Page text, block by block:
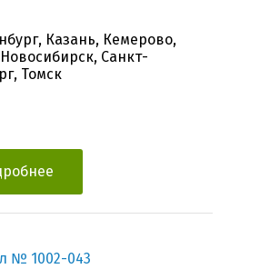
Казань, Кемерово,
Санкт-
Томск
№ 1002-043